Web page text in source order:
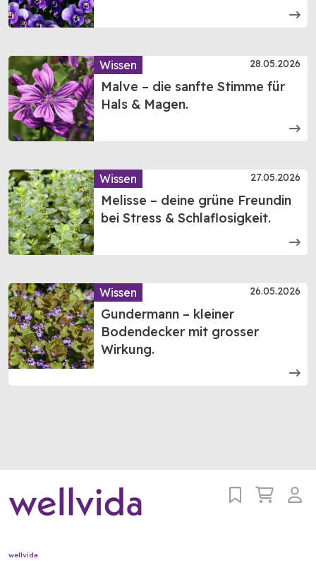
Wissen 28.05.2026
Malve – die sanfte Stimme für
Hals & Magen.
Wissen 27.05.2026
Melisse – deine grüne Freundin
bei Stress & Schlaflosigkeit.
Wissen 26.05.2026
Gundermann – kleiner
Bodendecker mit grosser
Wirkung.
wellvida